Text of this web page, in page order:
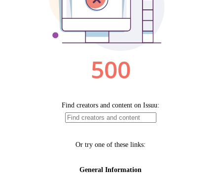
4 personnes viennent de faire un don pour Reloger Rivka, 6 enfants, victime de violences...